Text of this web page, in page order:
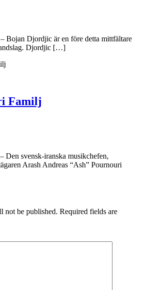
Bojan Djordjic är en före detta mittfältare
Djordjic […]
Familj
Den svensk-iranska musikchefen,
Arash Andreas “Ash” Pournouri
not be published. Required fields are